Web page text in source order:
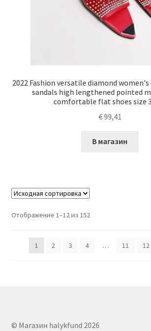
2022 Fashion versatile diamond
sandals high lengthened pointed
comfortable flat shoes size
€99,41
В магазин
Отображение 1–12 из 152
1 2 3 4 … 11 12
© Магазин halykfund 2026